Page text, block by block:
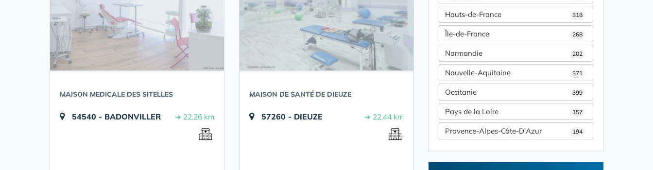
MAISON MEDICALE DES SITELLES
54540 - BADONVILLER ➔ 22.26 km
MAISON DE SANTÉ DE DIEUZE
57260 - DIEUZE ➔ 22.44 km
Hauts-de-France 318
Île-de-France 268
Normandie 202
Nouvelle-Aquitaine 371
Occitanie 399
Pays de la Loire 157
Provence-Alpes-Côte-D'Azur 194